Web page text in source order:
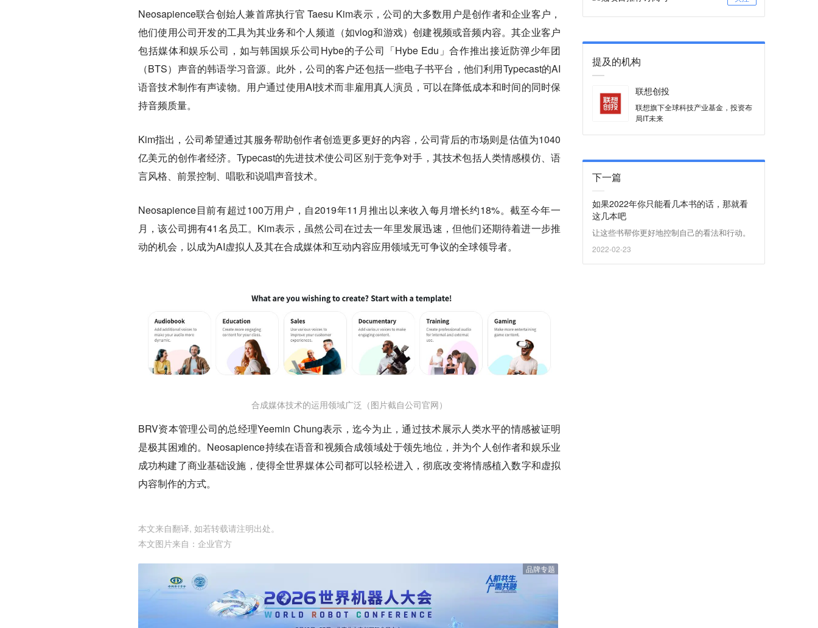
Neosapience联合创始人兼首席执行官 Taesu Kim表示，公司的大多数用户是创作者和企业客户，
他们使用公司开发的工具为其业务和个人频道（如vlog和游戏）创建视频或音频内容。其企业客户
包括媒体和娱乐公司，如与韩国娱乐公司Hybe的子公司「Hybe Edu」合作推出接近防弹少年团
（BTS）声音的韩语学习音源。此外，公司的客户还包括一些电子书平台，他们利用Typecast的AI
语音技术制作有声读物。用户通过使用AI技术而非雇用真人演员，可以在降低成本和时间的同时保
持音频质量。
Kim指出，公司希望通过其服务帮助创作者创造更多更好的内容，公司背后的市场则是估值为1040
亿美元的创作者经济。Typecast的先进技术使公司区别于竞争对手，其技术包括人类情感模仿、语
言风格、前景控制、唱歌和说唱声音技术。
Neosapience目前有超过100万用户，自2019年11月推出以来收入每月增长约18%。截至今年一
月，该公司拥有41名员工。Kim表示，虽然公司在过去一年里发展迅速，但他们还期待着进一步推
动的机会，以成为AI虚拟人及其在合成媒体和互动内容应用领域无可争议的全球领导者。
合成媒体技术的运用领域广泛（图片截自公司官网）
BRV资本管理公司的总经理Yeemin Chung表示，迄今为止，通过技术展示人类水平的情感被证明
是极其困难的。Neosapience持续在语音和视频合成领域处于领先地位，并为个人创作者和娱乐业
成功构建了商业基础设施，使得全世界媒体公司都可以轻松进入，彻底改变将情感植入数字和虚拟
内容制作的方式。
本文来自翻译, 如若转载请注明出处。
本文图片来自： 企业官方
品牌专题
提及的机构
联想创投
联想旗下全球科技产业基金，投资布
局IT未来
下一篇
如果2022年你只能看几本书的话，那就看
这几本吧
让这些书帮你更好地控制自己的看法和行动。
2022-02-23